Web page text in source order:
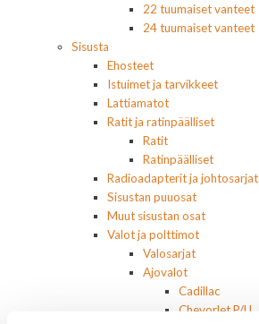
22 tuumaiset vanteet
24 tuumaiset vanteet
Sisusta
Ehosteet
Istuimet ja tarvikkeet
Lattiamatot
Ratit ja ratinpäälliset
Ratit
Ratinpäälliset
Radioadapterit ja johtosarjat
Sisustan puuosat
Muut sisustan osat
Valot ja polttimot
Valosarjat
Ajovalot
Cadillac
Chevorlet P/U